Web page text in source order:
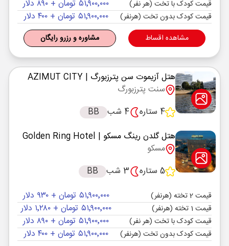
قیمت کودک با تخت (هر نفر) ۵۱٬۹۰۰٬۰۰۰ تومان + ۸۹۰ دلار
قیمت کودک بدون تخت (هرنفر) ۵۱٬۹۰۰٬۰۰۰ تومان + ۴۰۰ دلار
مشاهده اقساط مشاوره و رزرو رایگان
هتل آزیموت سن پترزبورگ | AZIMUT CITY
سنت پترزبورگ
4 ستاره
4 شب
BB
هتل گلدن رینگ مسکو | Golden Ring Hotel
مسکو
5 ستاره
3 شب BB
قیمت 2 تخته (هرنفر) ۵۱٬۹۰۰٬۰۰۰ تومان + ۹۳۰ دلار
قیمت 1 تخته (هرنفر) ۵۱٬۹۰۰٬۰۰۰ تومان + ۱٬۲۸۰ دلار
قیمت کودک با تخت (هر نفر) ۵۱٬۹۰۰٬۰۰۰ تومان + ۸۹۰ دلار
قیمت کودک بدون تخت (هرنفر) ۵۱٬۹۰۰٬۰۰۰ تومان + ۴۰۰ دلار